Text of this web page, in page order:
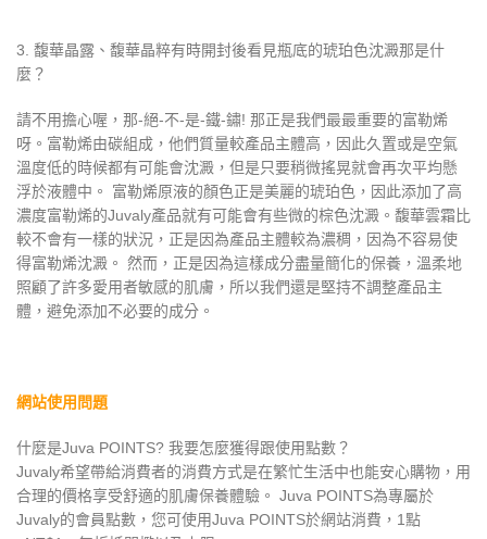
3. 馥華晶露、馥華晶粹有時開封後看見瓶底的琥珀色沈澱那是什
麼？
請不用擔心喔，那-絕-不-是-鐵-鏽! 那正是我們最最重要的富勒烯
呀。富勒烯由碳組成，他們質量較產品主體高，因此久置或是空氣
溫度低的時候都有可能會沈澱，但是只要稍微搖晃就會再次平均懸
浮於液體中。 富勒烯原液的顏色正是美麗的琥珀色，因此添加了高
濃度富勒烯的Juvaly產品就有可能會有些微的棕色沈澱。馥華雲霜比
較不會有一樣的狀況，正是因為產品主體較為濃稠，因為不容易使
得富勒烯沈澱。 然而，正是因為這樣成分盡量簡化的保養，溫柔地
照顧了許多愛用者敏感的肌膚，所以我們還是堅持不調整產品主
體，避免添加不必要的成分。
網站使用問題
什麼是Juva POINTS? 我要怎麼獲得跟使用點數？
Juvaly希望帶給消費者的消費方式是在繁忙生活中也能安心購物，用
合理的價格享受舒適的肌膚保養體驗。 Juva POINTS為專屬於
Juvaly的會員點數，您可使用Juva POINTS於網站消費，1點